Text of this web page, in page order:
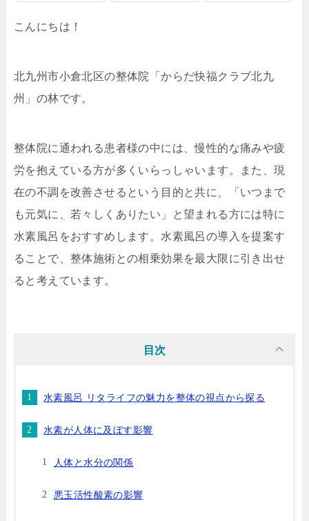
こんにちは！
北九州市小倉北区の整体院「からだ快福クラブ北九
州」の林です。
整体院に通われる患者様の中には、慢性的な痛みや疲
労を抱えている方が多くいらっしゃいます。また、現
在の不調を改善させるという目的と共に、「いつまで
も元気に、若々しくありたい」と望まれる方には特に
水素風呂をおすすめします。水素風呂の導入を提案す
ることで、整体施術との相乗効果を最大限に引き出せ
ると考えています。
目次
水素風呂 リタライフの魅力を整体の視点から探る
水素が人体に及ぼす影響
人体と水分の関係
悪玉活性酸素の影響